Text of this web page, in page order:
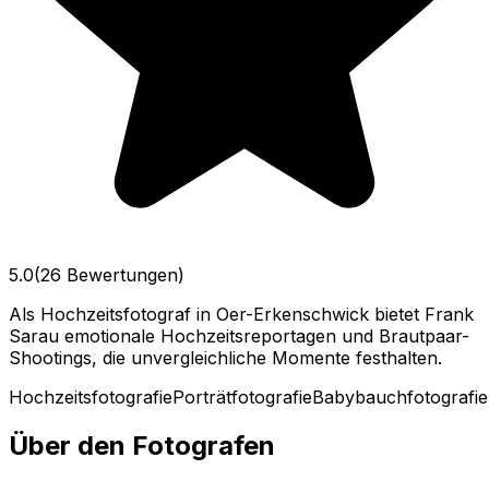
5.0(26 Bewertungen)
Als Hochzeitsfotograf in Oer-Erkenschwick bietet Frank
Sarau emotionale Hochzeitsreportagen und Brautpaar-
Shootings, die unvergleichliche Momente festhalten.
HochzeitsfotografiePorträtfotografieBabybauchfotografie
Über den Fotografen